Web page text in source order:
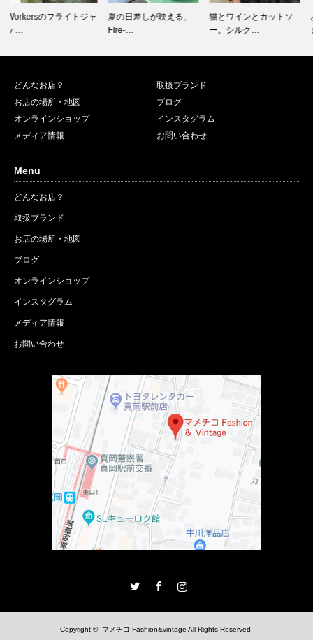
夏の日差しが映える、
FIre-…
猫とワインとカットソ
ー。シルク…
ありがとう2025、あけ
まして…
どんなお店？
取扱ブランド
お店の場所・地図
ブログ
オンラインショップ
インスタグラム
メディア情報
お問い合わせ
Menu
どんなお店？
取扱ブランド
お店の場所・地図
ブログ
オンラインショップ
インスタグラム
メディア情報
お問い合わせ
Copyright © マメチコ Fashion&vintage All Rights Reserved.